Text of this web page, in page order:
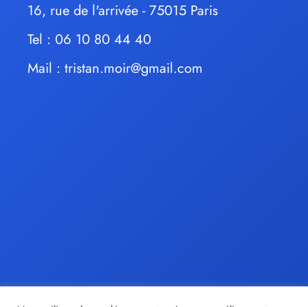
16, rue de l'arrivée - 75015 Paris
Tel : 06 10 80 44 40
Mail : tristan.moir@gmail.com